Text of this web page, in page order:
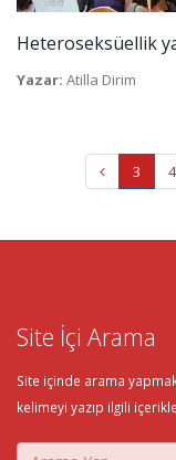
Heteroseksüellik
Yazar: Atilla Dirim
3 4
Site İçi Arama
Site içinde arama
kelimeyi yazıp ilgili